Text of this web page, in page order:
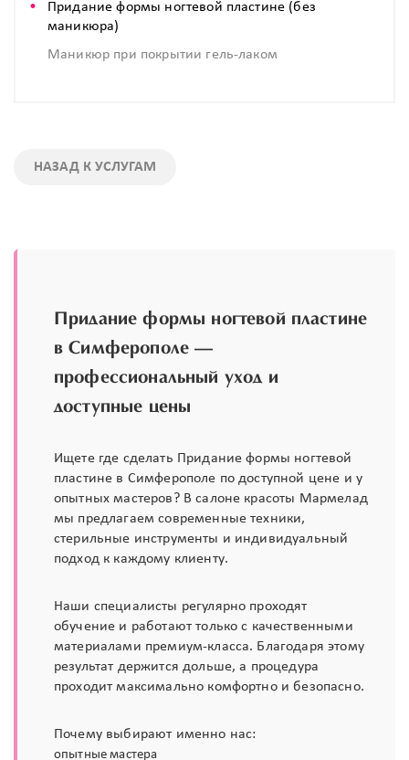
Придание формы ногтевой пластине (без
маникюра)
Маникюр при покрытии гель-лаком
НАЗАД К УСЛУГАМ
Придание формы ногтевой пластине
в Симферополе —
профессиональный уход и
доступные цены
Ищете где сделать Придание формы ногтевой
пластине в Симферополе по доступной цене и у
опытных мастеров? В салоне красоты Мармелад
мы предлагаем современные техники,
стерильные инструменты и индивидуальный
подход к каждому клиенту.
Наши специалисты регулярно проходят
обучение и работают только с качественными
материалами премиум-класса. Благодаря этому
результат держится дольше, а процедура
проходит максимально комфортно и безопасно.
Почему выбирают именно нас:
опытные мастера